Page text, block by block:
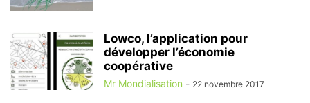
Lowco, l’application pour
développer l’économie
coopérative
Mr Mondialisation - 22 novembre 2017